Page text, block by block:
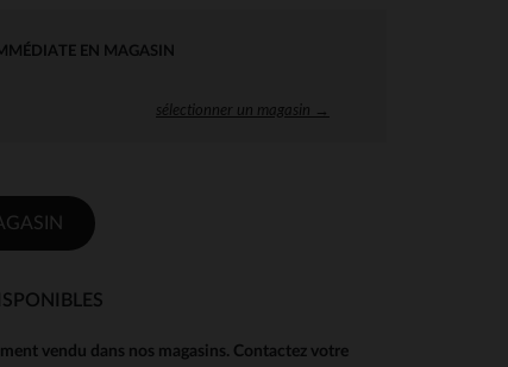
EN MAGASIN
sélectionner un magasin →
vendu dans nos magasins. Contactez votre